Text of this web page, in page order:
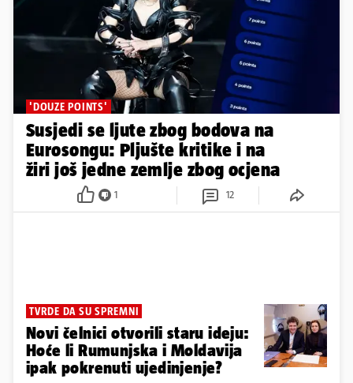
'DOUZE POINTS'
Susjedi se ljute zbog bodova na
Eurosongu: Pljušte kritike i na
žiri još jedne zemlje zbog ocjena
1 12
TVRDE DA SU SPREMNI
Novi čelnici otvorili staru ideju:
Hoće li Rumunjska i Moldavija
ipak pokrenuti ujedinjenje?